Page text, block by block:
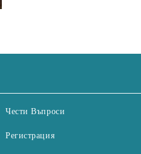
Чести Въпроси
Регистрация